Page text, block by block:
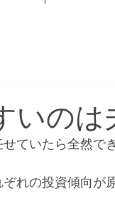
いのは
せていたら全然
れの投資傾向が